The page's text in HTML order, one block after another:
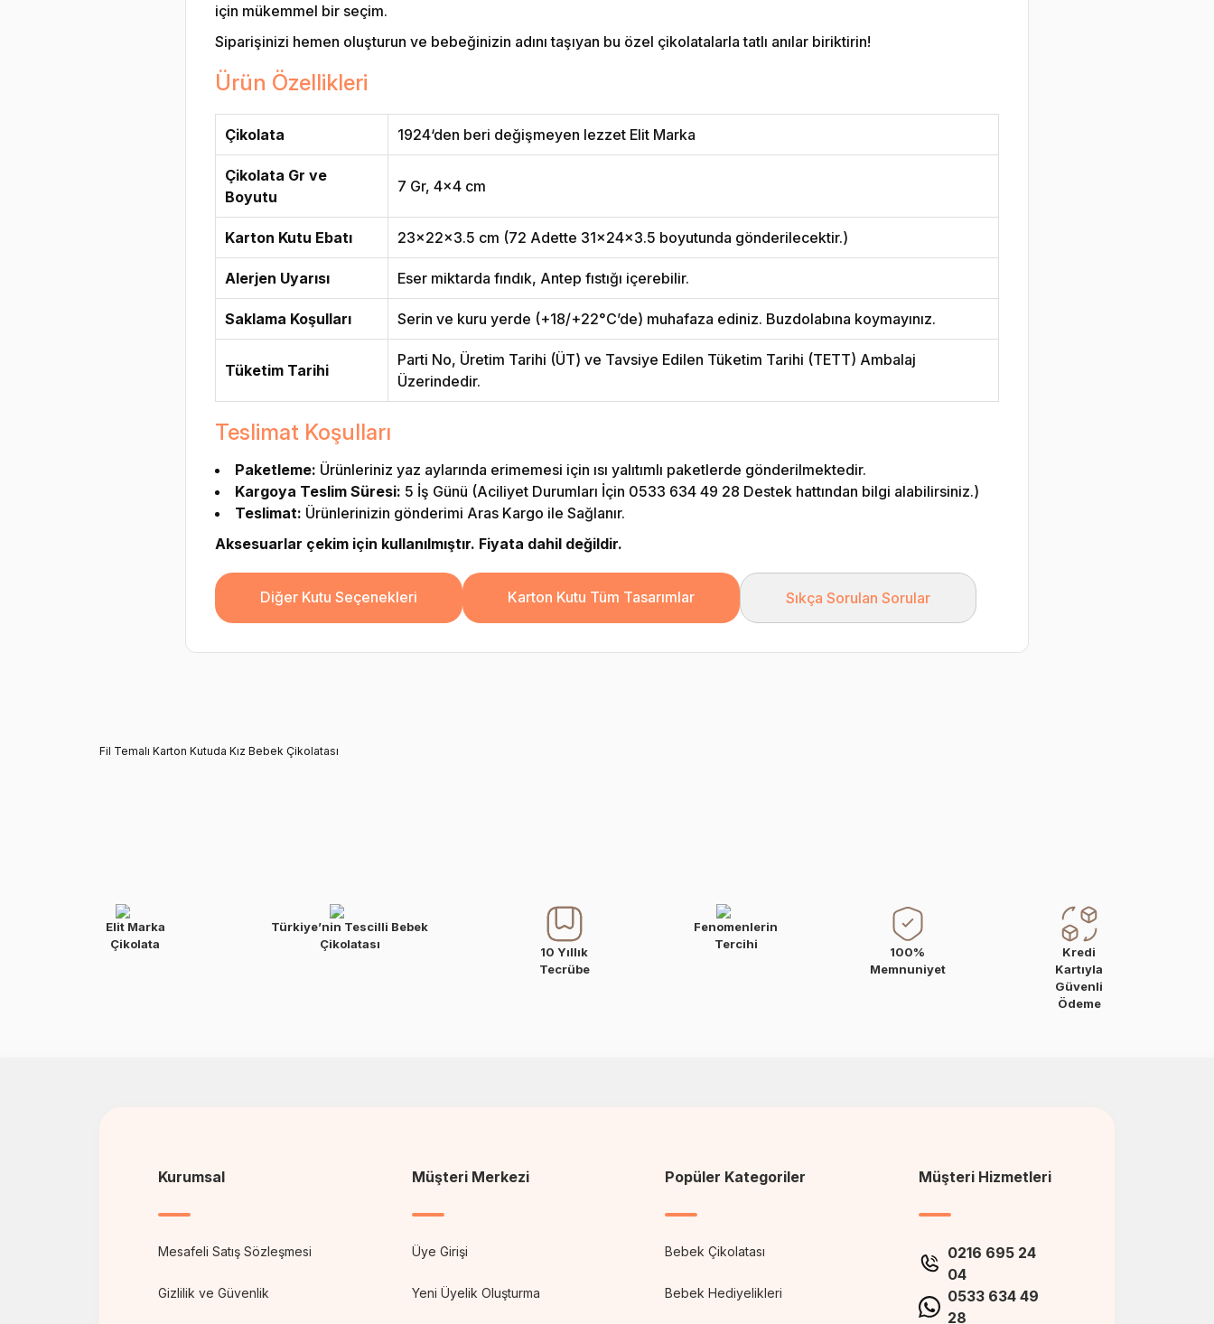
için mükemmel bir seçim.
Siparişinizi hemen oluşturun ve bebeğinizin adını taşıyan bu özel çikolatalarla tatlı anılar biriktirin!
Ürün Özellikleri
Çikolata 1924‘den beri değişmeyen lezzet Elit Marka
Çikolata Gr ve
Boyutu
7 Gr, 4x4 cm
Karton Kutu Ebatı 23x22x3.5 cm (72 Adette 31x24x3.5 boyutunda gönderilecektir.)
Alerjen Uyarısı Eser miktarda fındık, Antep fıstığı içerebilir.
Saklama Koşulları Serin ve kuru yerde (+18/+22°C’de) muhafaza ediniz. Buzdolabına koymayınız.
Tüketim Tarihi
Parti No, Üretim Tarihi (ÜT) ve Tavsiye Edilen Tüketim Tarihi (TETT) Ambalaj
Üzerindedir.
Teslimat Koşulları
Paketleme: Ürünleriniz yaz aylarında erimemesi için ısı yalıtımlı paketlerde gönderilmektedir.
Kargoya Teslim Süresi: 5 İş Günü (Aciliyet Durumları İçin 0533 634 49 28 Destek hattından bilgi alabilirsiniz.)
Teslimat: Ürünlerinizin gönderimi Aras Kargo ile Sağlanır.
Aksesuarlar çekim için kullanılmıştır. Fiyata dahil değildir.
Diğer Kutu Seçenekleri Karton Kutu Tüm Tasarımlar Sıkça Sorulan Sorular
Fil Temalı Karton Kutuda Kız Bebek Çikolatası
Elit Marka
Çikolata
Türkiye’nin Tescilli Bebek
Çikolatası
10 Yıllık
Tecrübe
Fenomenlerin
Tercihi
100%
Memnuniyet
Kredi
Kartıyla
Güvenli
Ödeme
Kurumsal
Mesafeli Satış Sözleşmesi
Gizlilik ve Güvenlik
Müşteri Merkezi
Üye Girişi
Yeni Üyelik Oluşturma
Popüler Kategoriler
Bebek Çikolatası
Bebek Hediyelikleri
Müşteri Hizmetleri
0216 695 24
04
0533 634 49
28